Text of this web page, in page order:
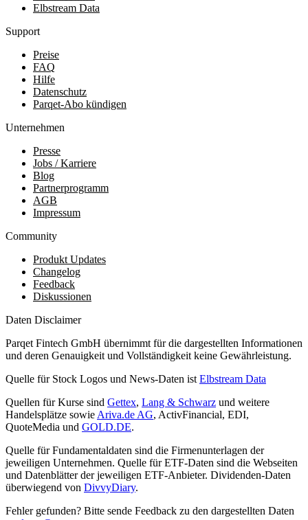
Elbstream Data
Support
Preise
FAQ
Hilfe
Datenschutz
Parqet-Abo kündigen
Unternehmen
Presse
Jobs / Karriere
Blog
Partnerprogramm
AGB
Impressum
Community
Produkt Updates
Changelog
Feedback
Diskussionen
Daten Disclaimer
Parqet Fintech GmbH übernimmt für die dargestellten Informationen
und deren Genauigkeit und Vollständigkeit keine Gewährleistung.
Quelle für Stock Logos und News-Daten ist Elbstream Data
Quellen für Kurse sind Gettex, Lang & Schwarz und weitere
Handelsplätze sowie Ariva.de AG, ActivFinancial, EDI,
QuoteMedia und GOLD.DE.
Quelle für Fundamentaldaten sind die Firmenunterlagen der
jeweiligen Unternehmen. Quelle für ETF-Daten sind die Webseiten
und Datenblätter der jeweiligen ETF-Anbieter. Dividenden-Daten
überwiegend von DivvyDiary.
Fehler gefunden? Bitte sende Feedback zu den dargestellten Daten